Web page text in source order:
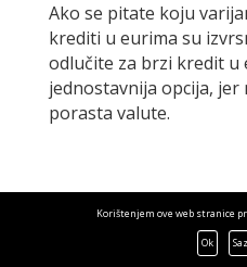
Ako se pitate koju
krediti u eurima su
odlučite za brzi kredit u
jednostavnija opcija,
porasta valute.
Korištenjem ove web stranice
Ok